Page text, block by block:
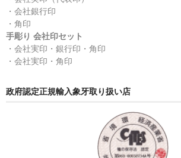
・会社銀行印
・角印
手彫り 会社印セット
・会社実印・銀行印・角印
・会社実印・角印
政府認定正規輸入象牙取り扱い店